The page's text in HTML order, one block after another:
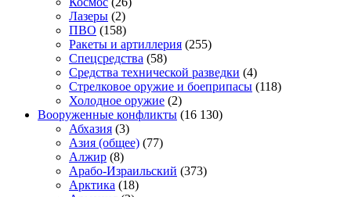
Лазеры (2)
ПВО (158)
Ракеты и артиллерия (255)
Спецсредства (58)
Средства технической разведки (4)
Стрелковое оружие и боеприпасы (118)
Холодное оружие (2)
Вооруженные конфликты (16 130)
Абхазия (3)
Азия (общее) (77)
Алжир (8)
Арабо-Израильский (373)
Арктика (18)